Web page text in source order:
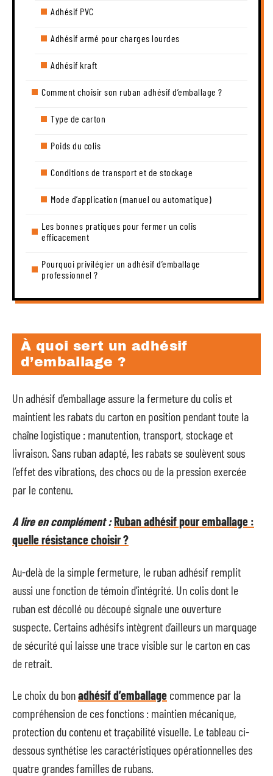
Adhésif PVC
Adhésif armé pour charges lourdes
Adhésif kraft
Comment choisir son ruban adhésif d’emballage ?
Type de carton
Poids du colis
Conditions de transport et de stockage
Mode d’application (manuel ou automatique)
Les bonnes pratiques pour fermer un colis
efficacement
Pourquoi privilégier un adhésif d’emballage
professionnel ?
À quoi sert un adhésif
d’emballage ?
Un adhésif d’emballage assure la fermeture du colis et
maintient les rabats du carton en position pendant toute la
chaîne logistique : manutention, transport, stockage et
livraison. Sans ruban adapté, les rabats se soulèvent sous
l’effet des vibrations, des chocs ou de la pression exercée
par le contenu.
A lire en complément :Ruban adhésif pour emballage :
quelle résistance choisir ?
Au-delà de la simple fermeture, le ruban adhésif remplit
aussi une fonction de témoin d’intégrité. Un colis dont le
ruban est décollé ou découpé signale une ouverture
suspecte. Certains adhésifs intègrent d’ailleurs un marquage
de sécurité qui laisse une trace visible sur le carton en cas
de retrait.
Le choix du bonadhésif d’emballage commence par la
compréhension de ces fonctions : maintien mécanique,
protection du contenu et traçabilité visuelle. Le tableau ci-
dessous synthétise les caractéristiques opérationnelles des
quatre grandes familles de rubans.